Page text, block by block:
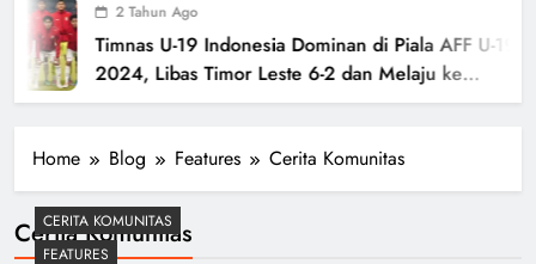
2 Tahun Ago
Timnas U-19 Indonesia Dominan di Piala AFF U-19
2024, Libas Timor Leste 6-2 dan Melaju ke
Semifinal
Home Blog Features Cerita Komunitas
Cerita Komunitas
CERITA KOMUNITAS
FEATURES